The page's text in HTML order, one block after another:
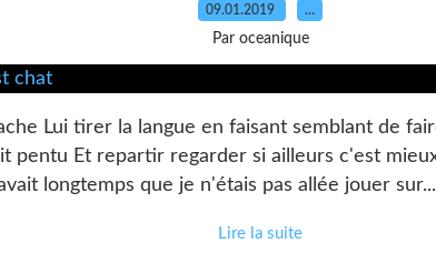
09.01.2019 …
Par oceanique
Lui tirer la langue en faisant semblant de
pentu Et repartir regarder si ailleurs c'est
longtemps que je n'étais pas allée jouer sur...
Lire la suite